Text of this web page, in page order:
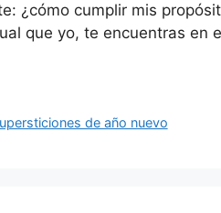
¿cómo cumplir mis
que yo, te encuentras
de año nuevo